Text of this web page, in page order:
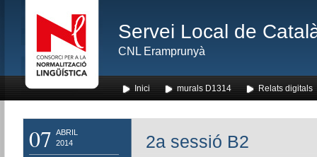
Servei Local de
CNL Eramprunyà
Inici murals D1314 Relats digitals
07 ABRIL
2014
2a sessió B2